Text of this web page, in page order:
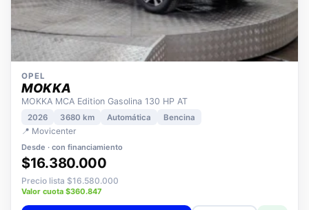
OPEL
MOKKA
MOKKA MCA Edition Gasolina 130 HP AT
2026 3680 km
📍 Movicenter
Desde · con financiamiento
$16.380.000
Precio lista $16.580.000
Valor cuota $360.847